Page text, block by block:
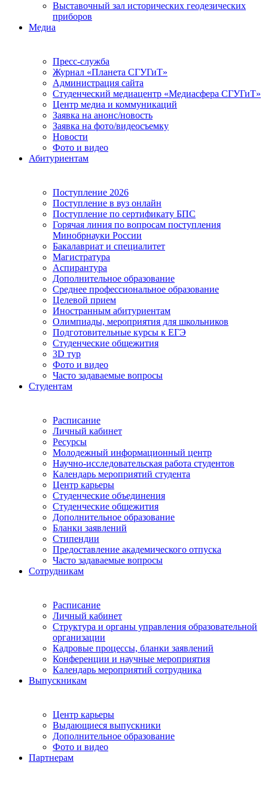
Выставочный зал исторических геодезических
приборов
Медиа
Пресс-служба
Журнал «Планета СГУГиТ»
Администрация сайта
Студенческий медиацентр «Медиасфера СГУГиТ»
Центр медиа и коммуникаций
Заявка на анонс/новость
Заявка на фото/видеосъемку
Новости
Фото и видео
Абитуриентам
Поступление 2026
Поступление в вуз онлайн
Поступление по сертификату БПС
Горячая линия по вопросам поступления
Минобрнауки России
Бакалавриат и специалитет
Магистратура
Аспирантура
Дополнительное образование
Среднее профессиональное образование
Целевой прием
Иностранным абитуриентам
Олимпиады, мероприятия для школьников
Подготовительные курсы к ЕГЭ
Студенческие общежития
3D тур
Фото и видео
Часто задаваемые вопросы
Студентам
Расписание
Личный кабинет
Ресурсы
Молодежный информационный центр
Научно-исследовательская работа студентов
Календарь мероприятий студента
Центр карьеры
Студенческие объединения
Студенческие общежития
Дополнительное образование
Бланки заявлений
Стипендии
Предоставление академического отпуска
Часто задаваемые вопросы
Сотрудникам
Расписание
Личный кабинет
Структура и органы управления образовательной
организации
Кадровые процессы, бланки заявлений
Конференции и научные мероприятия
Календарь мероприятий сотрудника
Выпускникам
Центр карьеры
Выдающиеся выпускники
Дополнительное образование
Фото и видео
Партнерам